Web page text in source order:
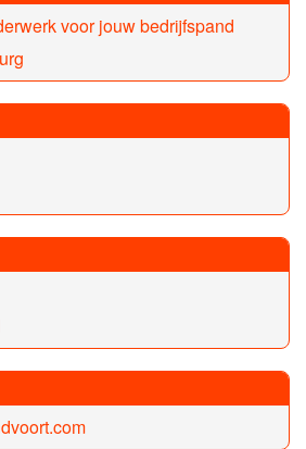
voor jouw bedrijfspand